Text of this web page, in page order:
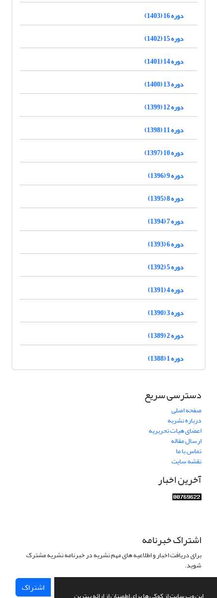
دوره 16 (1403)
دوره 15 (1402)
دوره 14 (1401)
دوره 13 (1400)
دوره 12 (1399)
دوره 11 (1398)
دوره 10 (1397)
دوره 9 (1396)
دوره 8 (1395)
دوره 7 (1394)
دوره 6 (1393)
دوره 5 (1392)
دوره 4 (1391)
دوره 3 (1390)
دوره 2 (1389)
دوره 1 (1388)
دسترسی سریع
صفحه اصلی
درباره نشریه
اعضای هیات تحریریه
ارسال مقاله
تماس با ما
نقشه سایت
آخرین اخبار
اشتراک خبرنامه
برای دریافت اخبار و اطلاعیه های مهم نشریه در خبرنامه نشریه مشترک
شوید.
اشتراک